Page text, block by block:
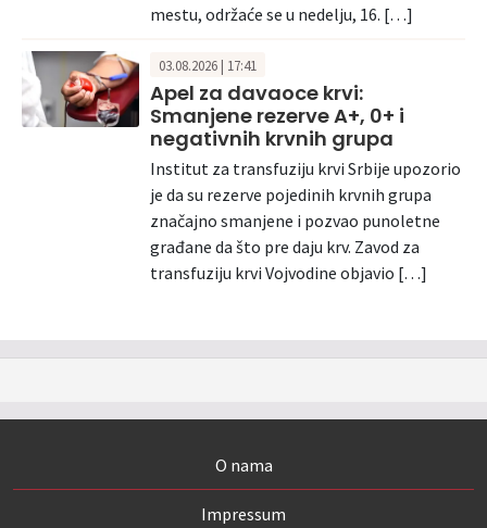
mestu, održaće se u nedelju, 16. […]
03.08.2026 | 17:41
Apel za davaoce krvi:
Smanjene rezerve A+, 0+ i
negativnih krvnih grupa
Institut za transfuziju krvi Srbije upozorio
je da su rezerve pojedinih krvnih grupa
značajno smanjene i pozvao punoletne
građane da što pre daju krv. Zavod za
transfuziju krvi Vojvodine objavio […]
O nama
Impressum